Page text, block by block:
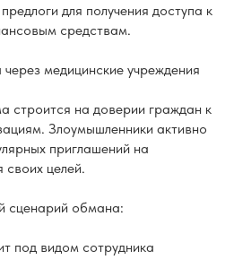
для получения доступа к
средствам.
медицинские учреждения
строится на доверии граждан к
Злоумышленники активно
приглашений на
своих целей.
сценарий обмана:
под видом сотрудника